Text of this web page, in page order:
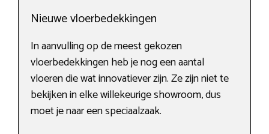
Nieuwe vloerbedekkingen
In aanvulling op de meest gekozen
vloerbedekkingen heb je nog een aantal
vloeren die wat innovatiever zijn. Ze zijn niet te
bekijken in elke willekeurige showroom, dus
moet je naar een speciaalzaak.